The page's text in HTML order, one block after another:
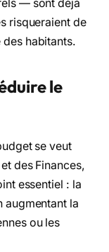
— sont déjà
risqueraient de
habitants.
le
se veut
des Finances,
essentiel : la
augmentant la
ou les